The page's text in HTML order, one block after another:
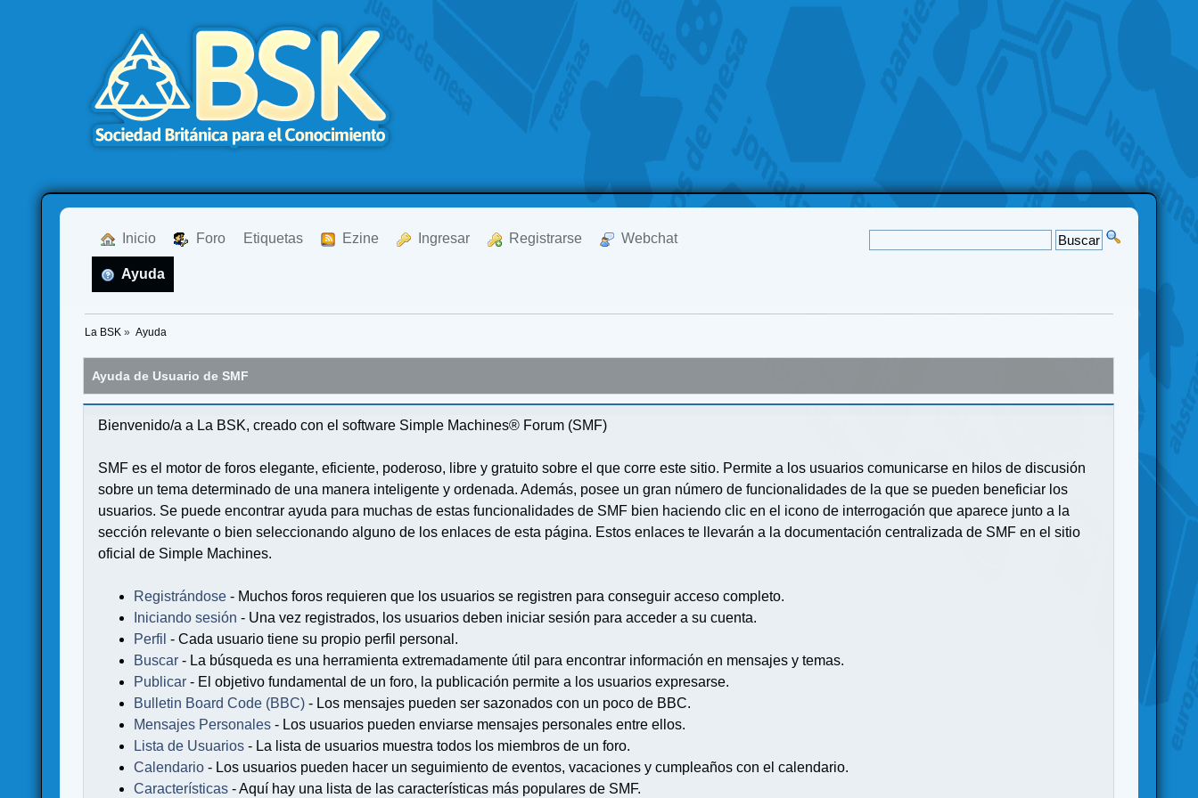
Inicio Foro Etiquetas Ezine Ingresar Registrarse Webchat
Ayuda
La BSK » Ayuda
Ayuda de Usuario de SMF
Bienvenido/a a La BSK, creado con el software Simple Machines® Forum (SMF)
SMF es el motor de foros elegante, eficiente, poderoso, libre y gratuito sobre el que corre este sitio. Permite a los usuarios comunicarse en hilos de discusión
sobre un tema determinado de una manera inteligente y ordenada. Además, posee un gran número de funcionalidades de la que se pueden beneficiar los
usuarios. Se puede encontrar ayuda para muchas de estas funcionalidades de SMF bien haciendo clic en el icono de interrogación que aparece junto a la
sección relevante o bien seleccionando alguno de los enlaces de esta página. Estos enlaces te llevarán a la documentación centralizada de SMF en el sitio
oficial de Simple Machines.
Registrándose - Muchos foros requieren que los usuarios se registren para conseguir acceso completo.
Iniciando sesión - Una vez registrados, los usuarios deben iniciar sesión para acceder a su cuenta.
Perfil - Cada usuario tiene su propio perfil personal.
Buscar - La búsqueda es una herramienta extremadamente útil para encontrar información en mensajes y temas.
Publicar - El objetivo fundamental de un foro, la publicación permite a los usuarios expresarse.
Bulletin Board Code (BBC)- Los mensajes pueden ser sazonados con un poco de BBC.
Mensajes Personales - Los usuarios pueden enviarse mensajes personales entre ellos.
Lista de Usuarios - La lista de usuarios muestra todos los miembros de un foro.
Calendario - Los usuarios pueden hacer un seguimiento de eventos, vacaciones y cumpleaños con el calendario.
Características - Aquí hay una lista de las características más populares de SMF.